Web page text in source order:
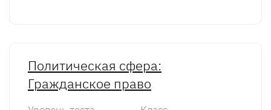
Политическая сфера:
Гражданское право